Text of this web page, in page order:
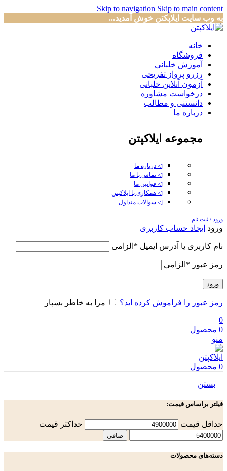
Skip to navigation Skip to main content
به وب سایت ایلاپکتن خوش آمدید...
خانه
فروشگاه
آموزش خلبانی
رزرو پرواز تفریحی
آزمون آنلاین خلبانی
درخواست مشاوره
دانستنی و مطالب
درباره ما
مجموعه ایلاکپتن
◁ درباره ما
◁ تماس با ما
◁ قوانین ما
◁ همکاری با ایلاکپتن
◁ سوالات متداول
ورود / ثبت نام
ورود ایجاد حساب کاربری
نام کاربری یا آدرس ایمیل * الزامی
رمز عبور * الزامی
ورود
رمز عبور را فراموش کرده اید؟
مرا به خاطر بسپار
0
0 محصول
منو
0 محصول
بستن
فیلتر براساس قیمت:
حداقل قیمت حداكثر قيمت
صافی
دسته‌های محصولات